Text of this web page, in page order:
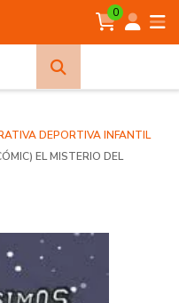
0
DEPORTIVA INFANTIL
EL MISTERIO DEL